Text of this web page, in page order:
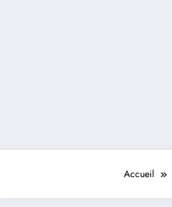
Accueil